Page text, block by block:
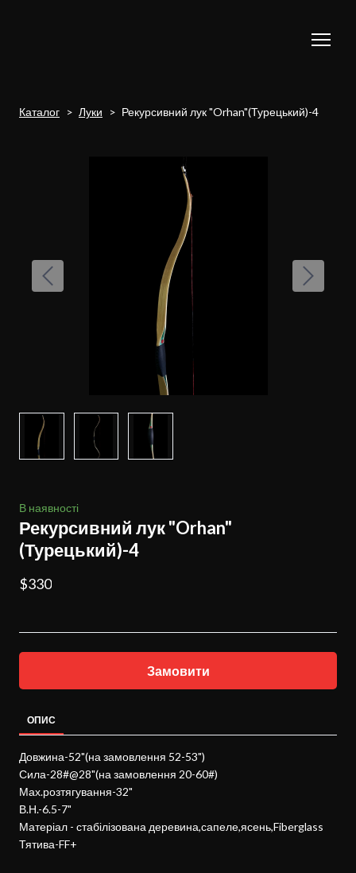
Каталог Луки Рекурсивний лук "Orhan"(Турецький)-4
В наявності
Рекурсивний лук "Orhan"
(Турецький)-4
$330
Замовити
ОПИС
Довжина-52"(на замовлення 52-53")
Сила-28#@28"(на замовлення 20-60#)
Мах.розтягування-32"
В.Н.-6.5-7"
Матеріал - стабілізована деревина,сапеле,ясень,Fiberglass
Тятива-FF+